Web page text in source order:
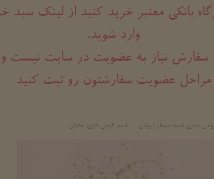
عطری شمع معطر لیوانی شمع قوطی فلزی مشکی
بانکی معتبر خرید کنید از لینک
وارد شوید.
نیاز به عضویت در سایت نیست و
مراحل عضویت سفارشتون رو ثبت کنید